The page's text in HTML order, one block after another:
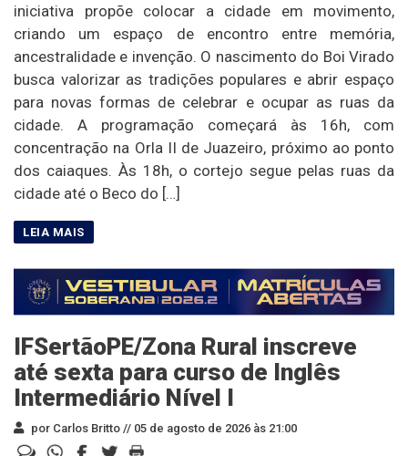
iniciativa propõe colocar a cidade em movimento,
criando um espaço de encontro entre memória,
ancestralidade e invenção. O nascimento do Boi Virado
busca valorizar as tradições populares e abrir espaço
para novas formas de celebrar e ocupar as ruas da
cidade. A programação começará às 16h, com
concentração na Orla II de Juazeiro, próximo ao ponto
dos caiaques. Às 18h, o cortejo segue pelas ruas da
cidade até o Beco do […]
IFSertãoPE/Zona Rural inscreve
até sexta para curso de Inglês
Intermediário Nível I
por Carlos Britto // 05 de agosto de 2026 às 21:00